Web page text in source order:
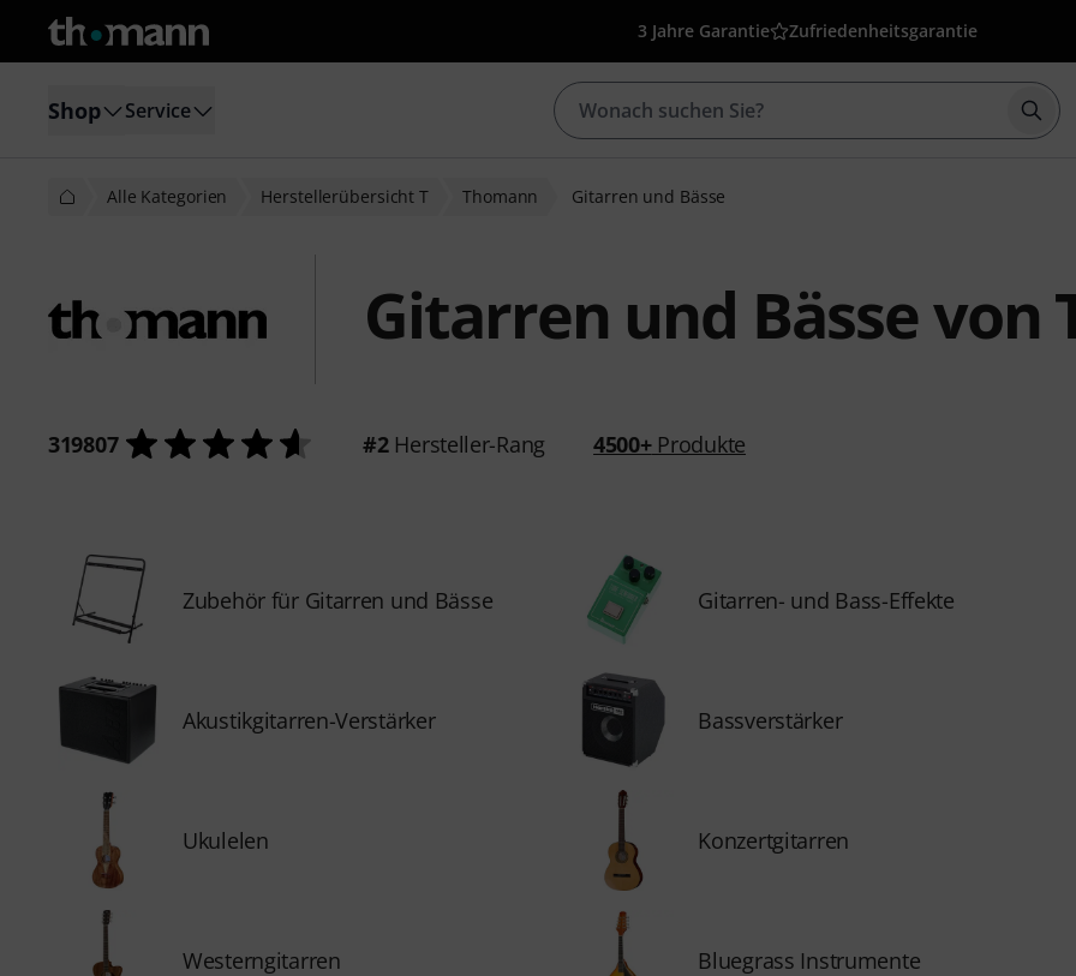
3 Jahre Garantie Zufriedenheitsgarantie
Shop Service
Alle Kategorien Herstellerübersicht T Thomann Gitarren und Bässe
Gitarren und Bässe von
319807 #2Hersteller-Rang 4500+Produkte
Zubehör für Gitarren und Bässe Gitarren- und Bass-Effekte
Akustikgitarren-Verstärker Bassverstärker
Ukulelen Konzertgitarren
Westerngitarren Bluegrass Instrumente